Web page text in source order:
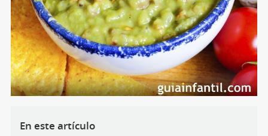
En este artículo